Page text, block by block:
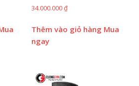
34.000.000₫
Thêm vào giỏ hàng Mua
ngay